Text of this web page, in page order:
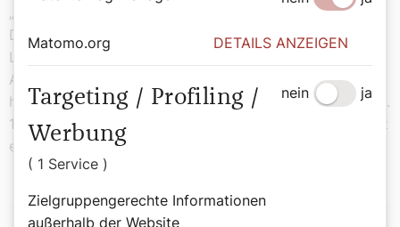
„Talwiese unter dem dürren Sporkenbühel“ nahe dem
Donauarm (heute: Donaukanal). 1711 hielten die
Lichtentaler ihre erste Andacht bei der neu errichteten
Annakapelle. Aus dieser entwickelte sich schließlich die
heutige, eindrucksvolle barocke Lichtentaler Pfarrkirche.
1723 wurde Lichtental eine selbstständige Pfarre und ist
es bis heute.
Autor:
Matomo.org DETAILS ANZEIGEN
Targeting / Profiling /
Werbung
( 1 Service )
Zielgruppengerechte Informationen
außerhalb der Website
nein ja